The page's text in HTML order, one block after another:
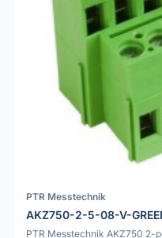
PTR Messtechnik
AKZ750-2-5-08-V-
PTR Messtechnik AKZ750